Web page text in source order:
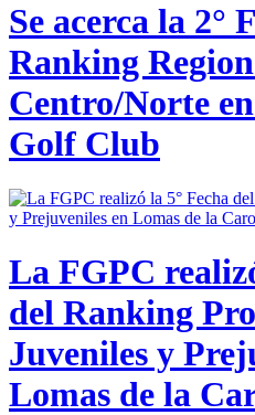
Se acerca la 2°
Ranking
Centro/Norte
Golf Club
La FGPC
del Ranking
Juveniles y
Lomas de la